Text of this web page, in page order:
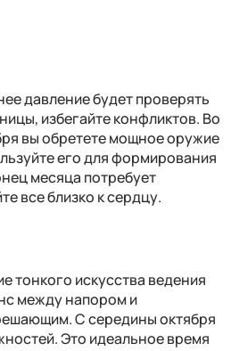
давление будет проверять
избегайте конфликтов. Во
вы обретете мощное оружие
его для формирования
месяца потребует
все близко к сердцу.
тонкого искусства ведения
между напором и
С середины октября
Это идеальное время